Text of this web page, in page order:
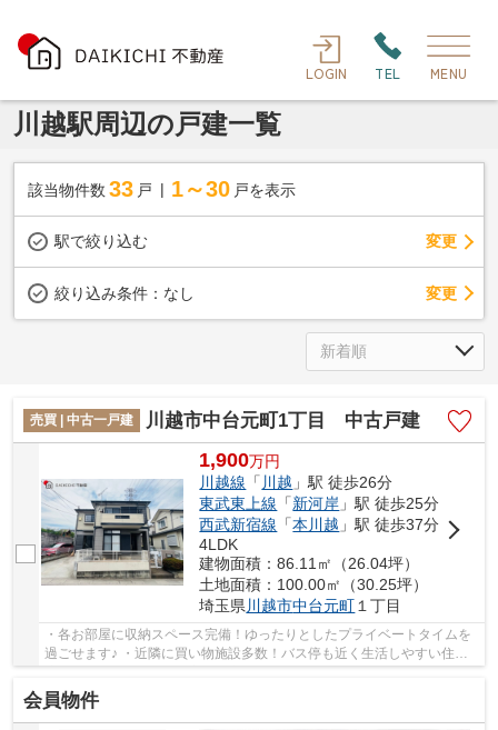
LOGIN TEL MENU
川越駅周辺の戸建一覧
該当物件数 33 戸 1～30 戸を表示
駅で絞り込む 変更
絞り込み条件： なし 変更
売買 | 中古一戸建 川越市中台元町1丁目 中古戸建
1,900万円
川越線 「 川越 」駅 徒歩26分
東武東上線 「新河岸 」駅 徒歩25分
西武新宿線 「本川越 」駅 徒歩37分
4LDK
建物面積：86.11㎡（26.04坪）
土地面積：100.00㎡（30.25坪）
埼玉県 川越市中台元町 １丁目
・各お部屋に収納スペース完備！ゆったりとしたプライベートタイムを
過ごせます♪ ・近隣に買い物施設多数！バス停も近く生活しやすい住環
境♪ ・2way仕様の1階和室！来客時の動線もスム...
会員物件